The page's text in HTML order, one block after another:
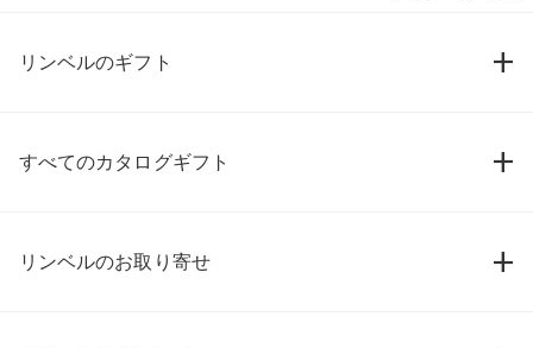
リンベルのギフト
すべてのカタログギフト
リンベルのお取り寄せ